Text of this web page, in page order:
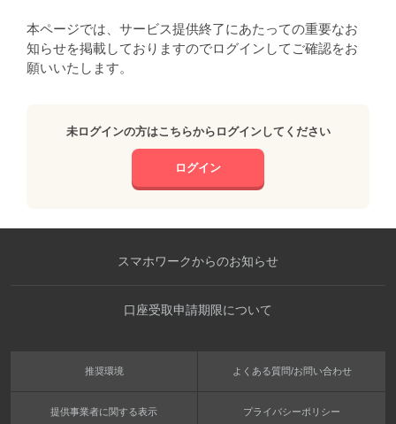
本ページでは、サービス提供終了にあたっての重要なお
知らせを掲載しておりますのでログインしてご確認をお
願いいたします。
未ログインの方はこちらからログインしてください
ログイン
スマホワークからのお知らせ
口座受取申請期限について
推奨環境 よくある質問/お問い合わせ
提供事業者に関する表示 プライバシーポリシー